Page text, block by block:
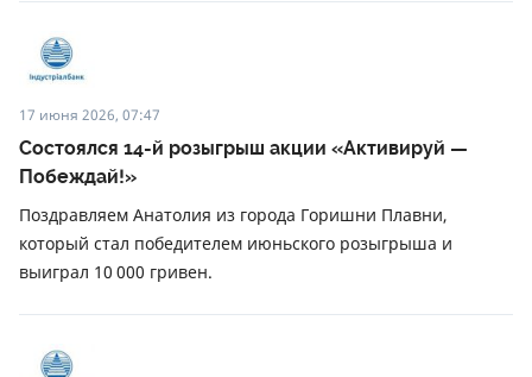
17 июня 2026, 07:47
Состоялся 14-й розыгрыш акции «Активируй —
Побеждай!»
Поздравляем Анатолия из города Горишни Плавни,
который стал победителем июньского розыгрыша и
выиграл 10 000 гривен.